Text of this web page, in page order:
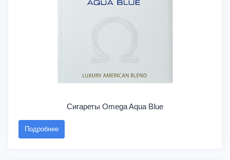
Сигареты Omega Aqua Blue
Подробнее